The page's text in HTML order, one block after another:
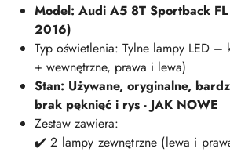
Model: Audi A5 8T Sportback
2016)
Typ oświetlenia: Tylne lampy LED –
+ wewnętrzne, prawa i lewa)
Stan: Używane, oryginalne,
brak pęknięć i rys - JAK NOWE
Zestaw zawiera:
✔️ 2 lampy zewnętrzne (lewa i